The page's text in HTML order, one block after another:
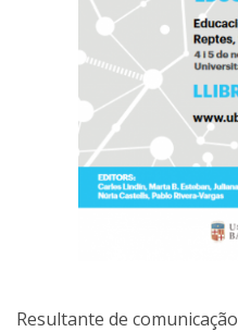
Resultante de